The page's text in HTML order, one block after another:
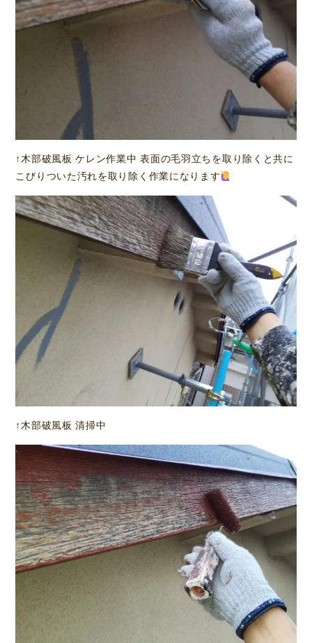
↑木部破風板 ケレン作業中 表面の毛羽立ちを取り除くと共に
こびりついた汚れを取り除く作業になります
↑木部破風板 清掃中